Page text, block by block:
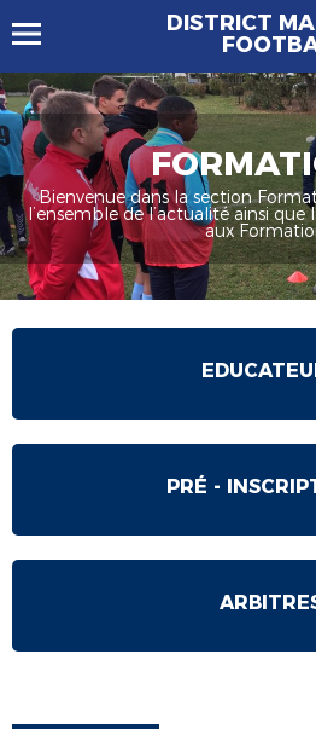
DISTRICT
Bienvenue dans la section
l’ensemble de l’actualité ainsi
aux
PRÉ -